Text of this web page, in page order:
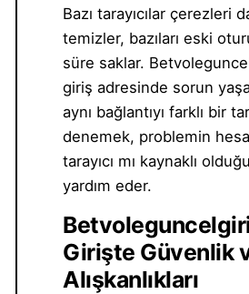
Bazı tarayıcılar çerezleri
temizler, bazıları eski
süre saklar.
giriş adresinde sorun
aynı bağlantıyı farklı bir
denemek, problemin
tarayıcı mı kaynaklı
yardım eder.
Girişte Güvenlik
Alışkanlıkları